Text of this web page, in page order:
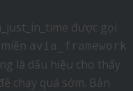
được gọi
avia_framework
là dấu hiệu cho thấy
chạy quá sớm. Bản